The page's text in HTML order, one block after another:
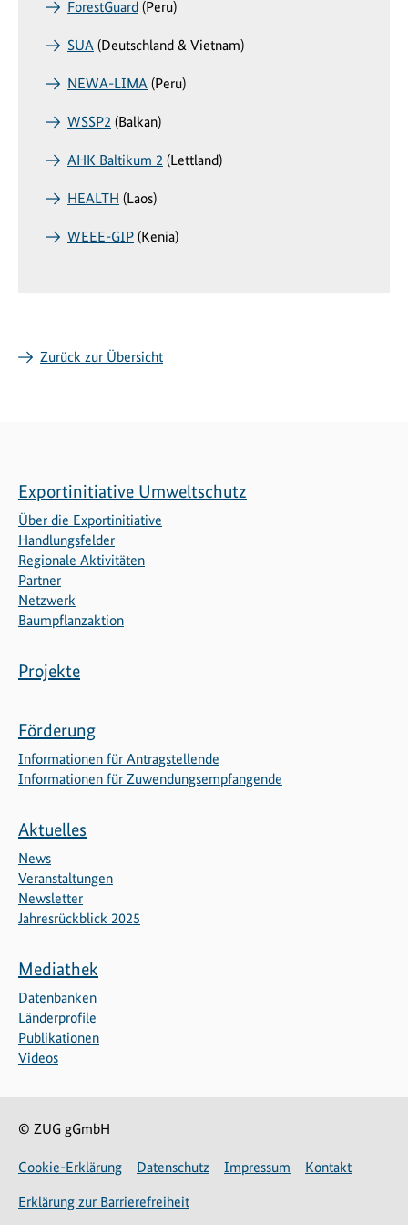
ForestGuard (Peru)
SUA (Deutschland & Vietnam)
NEWA-LIMA (Peru)
WSSP2 (Balkan)
AHK Baltikum 2 (Lettland)
HEALTH (Laos)
WEEE-GIP (Kenia)
Zurück zur Übersicht
Exportinitiative Umweltschutz
Über die Exportinitiative
Handlungsfelder
Regionale Aktivitäten
Partner
Netzwerk
Baumpflanzaktion
Projekte
Förderung
Informationen für Antragstellende
Informationen für Zuwendungsempfangende
Aktuelles
News
Veranstaltungen
Newsletter
Jahresrückblick 2025
Mediathek
Datenbanken
Länderprofile
Publikationen
Videos
© ZUG gGmbH
Cookie-Erklärung Datenschutz Impressum
Kontakt
Erklärung zur Barrierefreiheit